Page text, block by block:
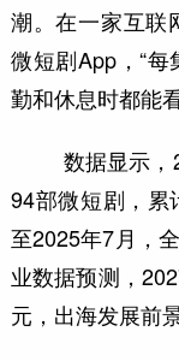
潮。在一家互联
微短剧App，“
勤和休息时都能看
数据显示，
94部微短剧，累
至2025年7月，
业数据预测，
元，出海发展前